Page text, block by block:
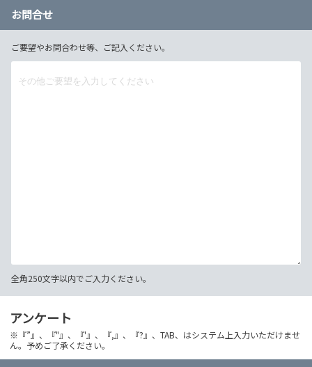
お問合せ
ご要望やお問合わせ等、ご記入ください。
全角250文字以内でご入力ください。
アンケート
※『”』、『"』、『'』、『,』、『?』、TAB、はシステム上入力いただけませ
ん。予めご了承ください。